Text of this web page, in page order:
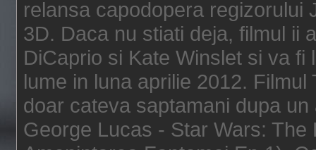
relansa capodopera regizorului
3D. Daca nu stiati deja, filmul ii
DiCaprio si Kate Winslet si va
lume in luna aprilie 2012.
doar cateva saptamani dupa
George Lucas - Star Wars: